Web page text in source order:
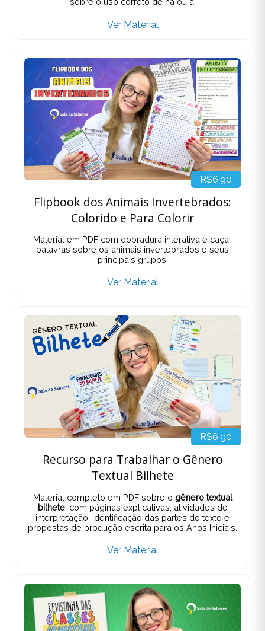
Ver Material
R$6,90
Flipbook dos Animais Invertebrados:
Colorido e Para Colorir
Material em PDF com dobradura interativa e caça-
palavras sobre os animais invertebrados e seus
principais grupos.
Ver Material
R$6,90
Recurso para Trabalhar o Gênero
Textual Bilhete
Material completo em PDF sobre o gênero textual
bilhete, com páginas explicativas, atividades de
interpretação, identificação das partes do texto e
propostas de produção escrita para os Anos Iniciais.
Ver Material